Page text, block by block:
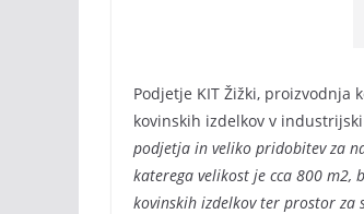
Podjetje KIT Žižki, proizvodnja
kovinskih izdelkov v
podjetja in veliko pridobitev za
katerega velikost je cca 800 m2,
kovinskih izdelkov ter prostor za